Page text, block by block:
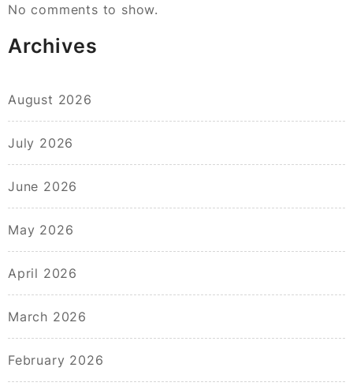
No comments to show.
Archives
August 2026
July 2026
June 2026
May 2026
April 2026
March 2026
February 2026